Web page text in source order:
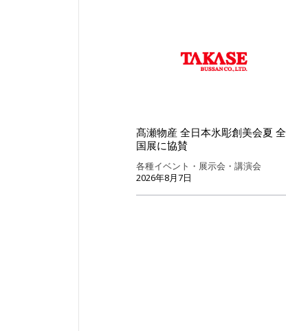
髙瀬物産 全日本氷彫創美会夏 全
国展に協賛
各種イベント・展示会・講演会
2026年8月7日